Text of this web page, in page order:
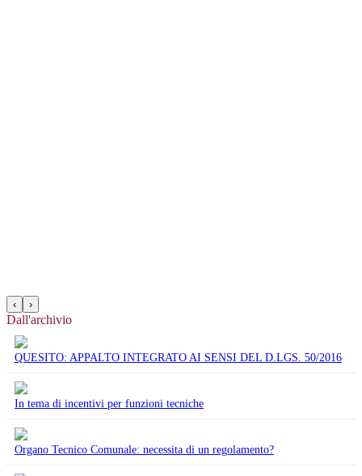
‹ ›
Dall'archivio
QUESITO: APPALTO INTEGRATO AI SENSI DEL D.LGS. 50/2016
In tema di incentivi per funzioni tecniche
Organo Tecnico Comunale: necessita di un regolamento?